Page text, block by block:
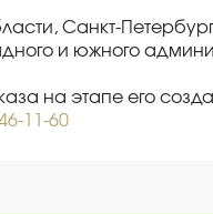
Санкт-
и южного
на этапе его
11-60